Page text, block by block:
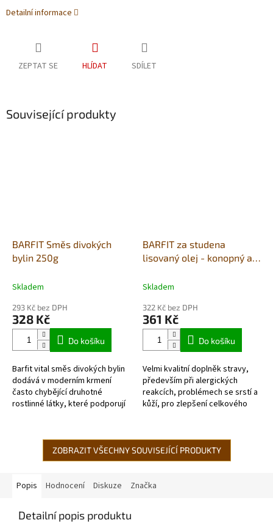
Detailní informace
ZEPTAT SE HLÍDAT SDÍLET
Související produkty
BARFIT Směs divokých
bylin 250g
Skladem
293 Kč bez DPH
328 Kč
Do košíku
Barfit vital směs divokých bylin
dodává v moderním krmení
často chybějící druhotné
rostlinné látky, které podporují
BARFIT za studena
lisovaný olej - konopný a
Skladem
322 Kč bez DPH
361 Kč
Do košíku
Velmi kvalitní doplněk stravy,
především při alergických
reakcích, problémech se srstí a
kůží, pro zlepšení celkového
ZOBRAZIT VŠECHNY SOUVISEJÍCÍ PRODUKTY
Popis Hodnocení Diskuze Značka
Detailní popis produktu